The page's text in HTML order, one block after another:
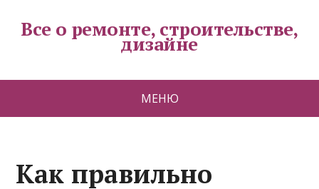
Все о ремонте, строительстве,
дизайне
МЕНЮ
Как правильно